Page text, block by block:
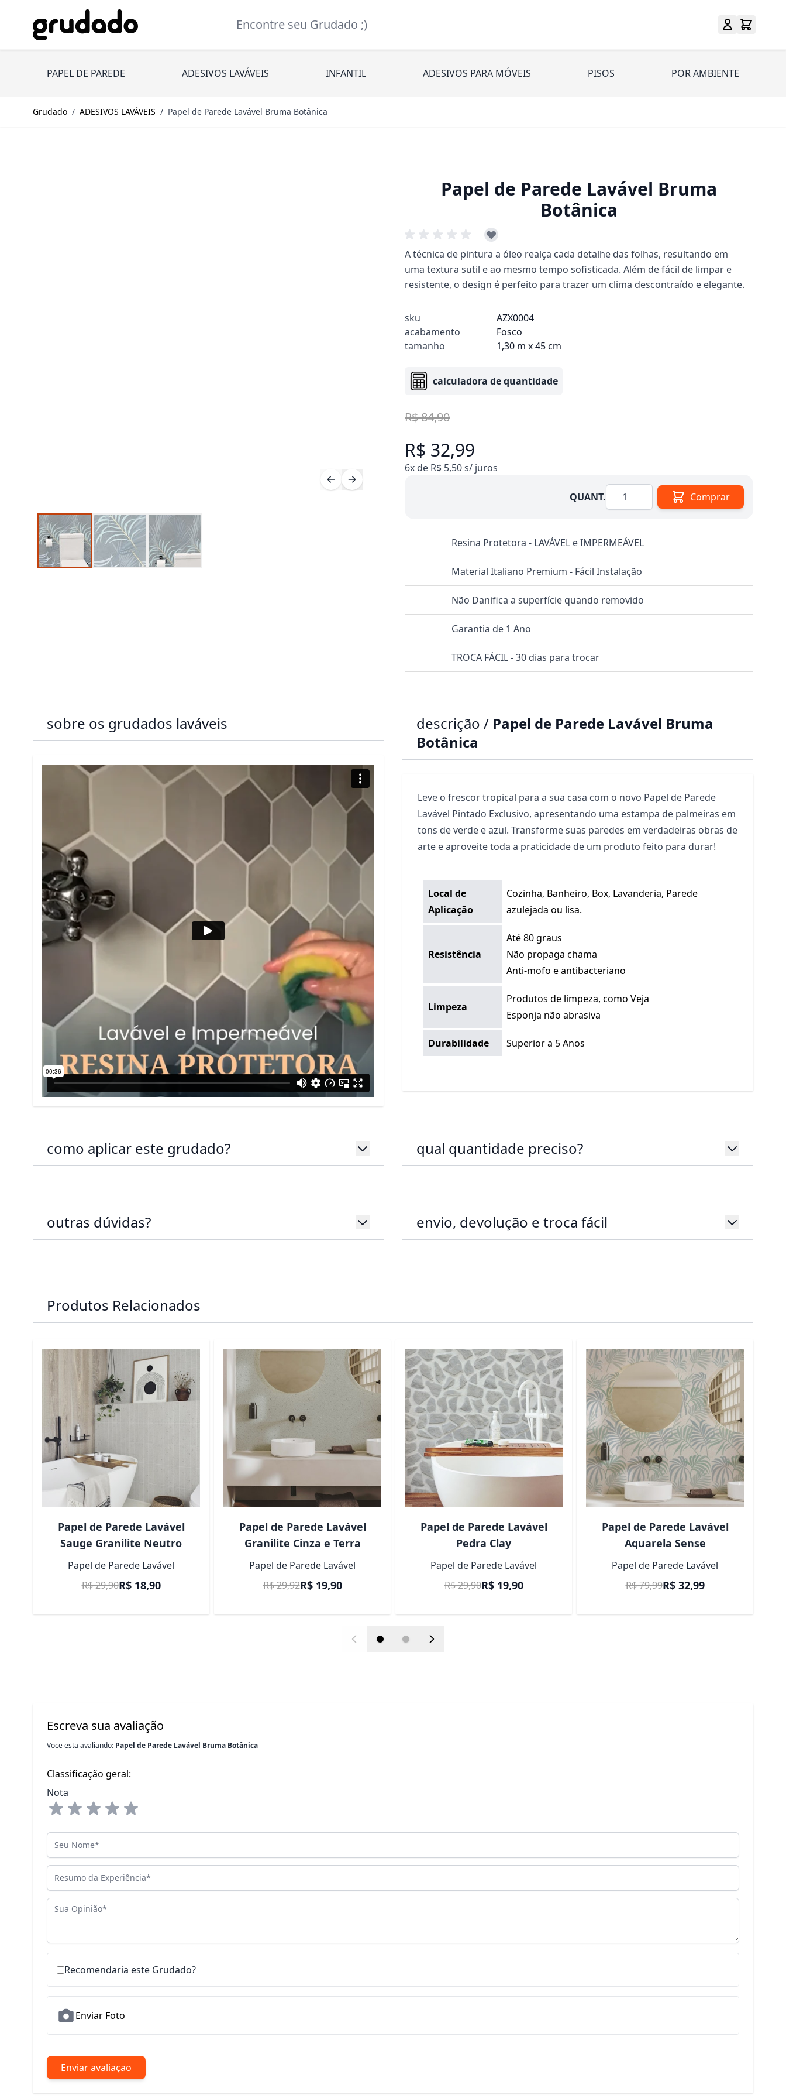
Pular para o conteúdo
Encontre seu Grudado ;)
PAPEL DE PAREDE ADESIVOS LAVÁVEIS INFANTIL ADESIVOS PARA MÓVEIS PISOS POR AMBIENTE
Grudado / ADESIVOS LAVÁVEIS / Papel de Parede Lavável Bruma Botânica
Papel de Parede Lavável Bruma
Botânica
A técnica de pintura a óleo realça cada detalhe das folhas, resultando em
uma textura sutil e ao mesmo tempo sofisticada. Além de fácil de limpar e
resistente, o design é perfeito para trazer um clima descontraído e elegante.
sku
AZX0004
acabamento
Fosco
tamanho
1,30 m x 45 cm
calculadora de quantidade
R$ 84,90
R$ 32,99
6x de R$ 5,50 s/ juros
QUANT.Quantidade Comprar
Resina Protetora - LAVÁVEL e IMPERMEÁVEL
Material Italiano Premium - Fácil Instalação
Não Danifica a superfície quando removido
Garantia de 1 Ano
TROCA FÁCIL - 30 dias para trocar
sobre os grudados laváveis descrição / Papel de Parede Lavável Bruma
Botânica
Leve o frescor tropical para a sua casa com o novo Papel de Parede
Lavável Pintado Exclusivo, apresentando uma estampa de palmeiras em
tons de verde e azul. Transforme suas paredes em verdadeiras obras de
arte e aproveite toda a praticidade de um produto feito para durar!
Local de
Aplicação
Cozinha, Banheiro, Box, Lavanderia, Parede
azulejada ou lisa.
Resistência
Até 80 graus
Não propaga chama
Anti-mofo e antibacteriano
Limpeza
Produtos de limpeza, como Veja
Esponja não abrasiva
Durabilidade Superior a 5 Anos
como aplicar este grudado? qual quantidade preciso?
outras dúvidas? envio, devolução e troca fácil
Produtos Relacionados
Papel de Parede Lavável
Sauge Granilite Neutro
Papel de Parede Lavável
Preço Promocional
R$ 18,90
R$ 29,90
Papel de Parede Lavável
Granilite Cinza e Terra
Papel de Parede Lavável
Preço Promocional
R$ 19,90
R$ 29,92
Papel de Parede Lavável
Pedra Clay
Papel de Parede Lavável
Preço Promocional
R$ 19,90
R$ 29,90
Papel de Parede Lavável
Aquarela Sense
Papel de Parede Lavável
Preço Promocional
R$ 32,99
R$ 79,99
Escreva sua avaliação
Voce esta avaliando: Papel de Parede Lavável Bruma Botânica
Classificação geral:
Nota
Seu Nome
Resumo da Experiência
Sua Opinião
Recomendaria este Grudado?
Enviar Foto
Enviar avaliaçao